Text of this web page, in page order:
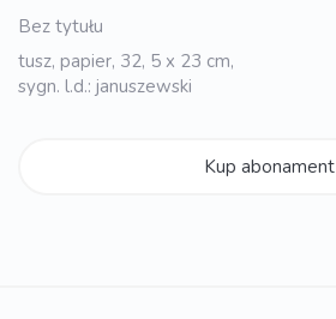
Bez tytułu
tusz, papier, 32, 5 x 23 cm,
sygn. l.d.: januszewski
Kup abonament